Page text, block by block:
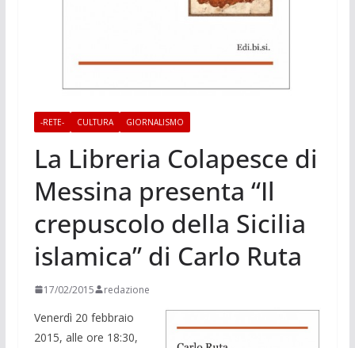
-RETE- CULTURA GIORNALISMO
La Libreria Colapesce di
Messina presenta “Il
crepuscolo della Sicilia
islamica” di Carlo Ruta
17/02/2015 redazione
Venerdì 20 febbraio
2015, alle ore 18:30,